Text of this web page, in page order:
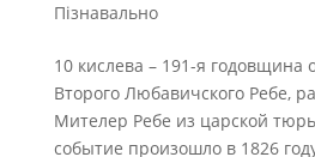
Пізнавально
10 кислева – 191-я годовщина
Второго Любавичского Ребе,
Мителер Ребе из царской
событие произошло в 1826